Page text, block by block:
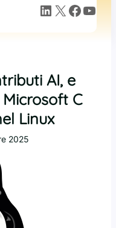
LinkedIn X Facebook YouTube
AI, e
Microsoft C
Linux
2025